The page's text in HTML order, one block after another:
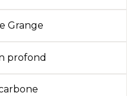
Grange
profond